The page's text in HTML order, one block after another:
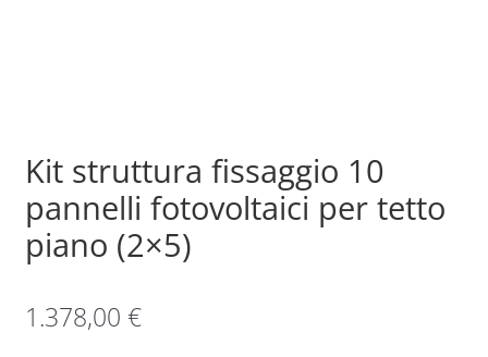
Kit struttura fissaggio 10
pannelli fotovoltaici per tetto
piano (2×5)
1.378,00 €